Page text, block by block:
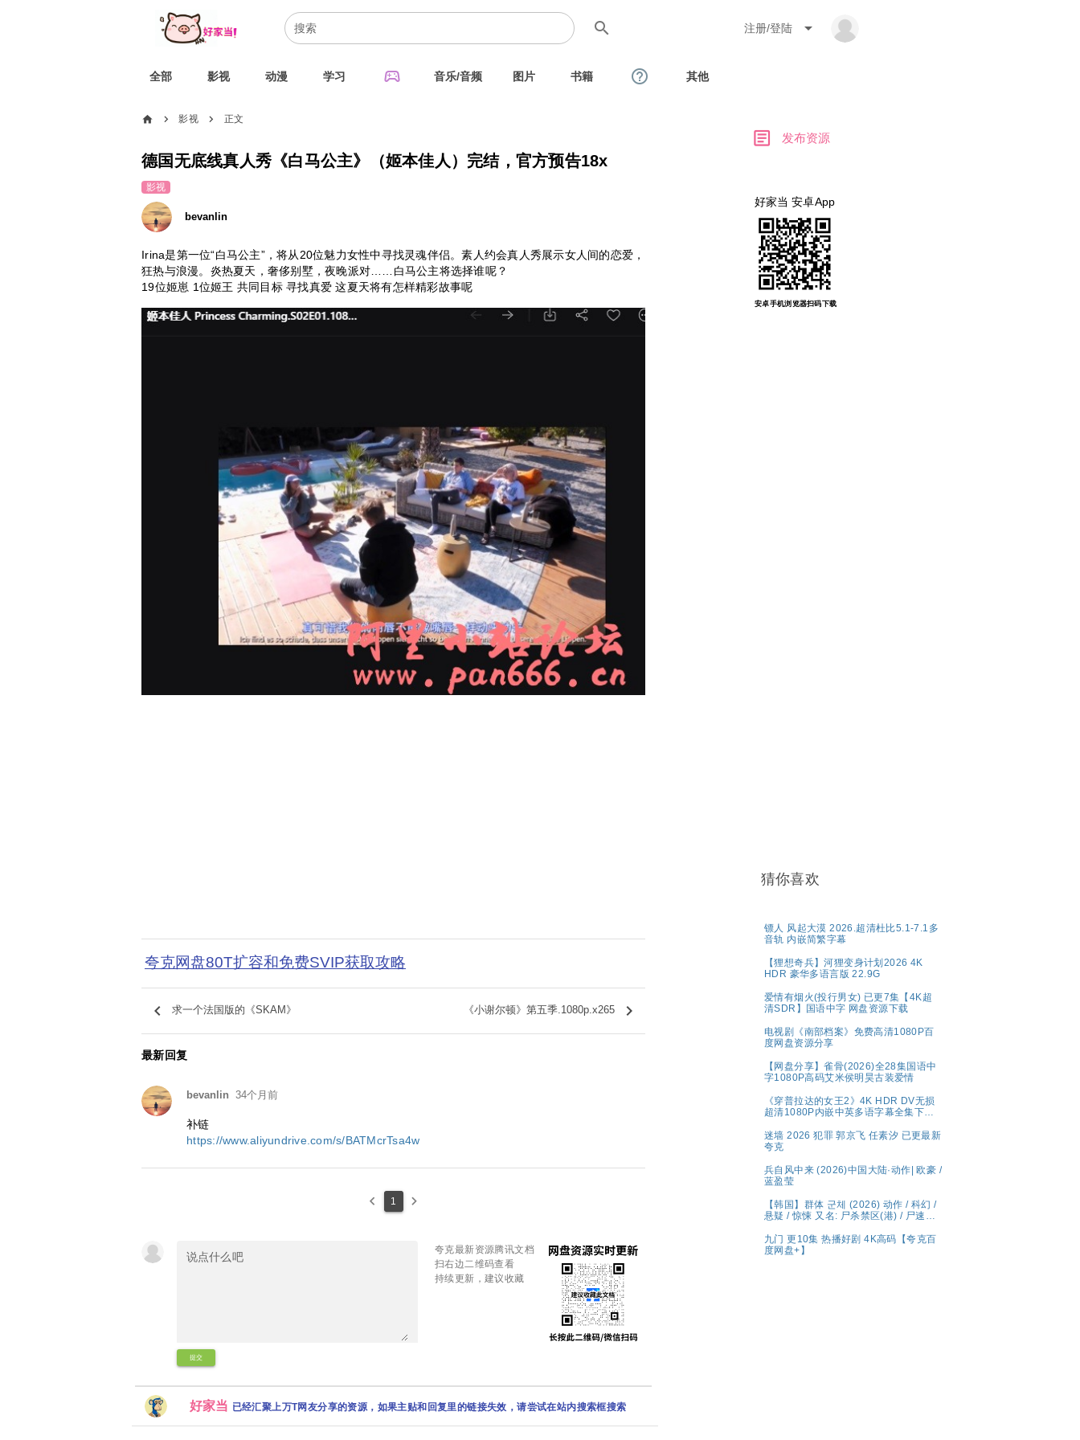
search 注册/登陆 arrow_drop_down
全部 影视 动漫 学习 sports_esports 音乐/音频 图片 书籍 help_outline 其他
home chevron_right 影视 chevron_right 正文
德国无底线真人秀《白马公主》（姬本佳人）完结，官方预告18x
影视
bevanlin
Irina是第一位“白马公主”，将从20位魅力女性中寻找灵魂伴侣。素人约会真人秀展示女人间的恋爱，
狂热与浪漫。炎热夏天，奢侈别墅，夜晚派对……白马公主将选择谁呢？
19位姬崽 1位姬王 共同目标 寻找真爱 这夏天将有怎样精彩故事呢
夸克网盘80T扩容和免费SVIP获取攻略
keyboard_arrow_left 求一个法国版的《SKAM》 《小谢尔顿》第五季.1080p.x265 keyboard_arrow_right
最新回复
bevanlin 34个月前
补链
https://www.aliyundrive.com/s/BATMcrTsa4w
keyboard_arrow_left 1 keyboard_arrow_right
提交
夸克最新资源腾讯文档
扫右边二维码查看
持续更新，建议收藏
好家当 已经汇聚上万T网友分享的资源，如果主贴和回复里的链接失效，请尝试在站内搜索框搜索
article 发布资源
好家当 安卓App
安卓手机浏览器扫码下载
猜你喜欢
镖人 风起大漠 2026.超清杜比5.1-7.1多
音轨 内嵌简繁字幕
【狸想奇兵】河狸变身计划2026 4K
HDR 豪华多语言版 22.9G
爱情有烟火(投行男女) 已更7集【4K超
清SDR】国语中字 网盘资源下载
电视剧《南部档案》免费高清1080P百
度网盘资源分享
【网盘分享】雀骨(2026)全28集国语中
字1080P高码艾米侯明昊古装爱情
《穿普拉达的女王2》4K HDR DV无损
超清1080P内嵌中英多语字幕全集下载
迷墙 2026 犯罪 郭京飞 任素汐 已更最新
夸克
兵自风中来 (2026)中国大陆·动作| 欧豪 /
蓝盈莹
【韩国】群体 군체 (2026) 动作 / 科幻 /
悬疑 / 惊悚 又名: 尸杀禁区(港) / 尸速禁
而被封锁的建筑内，孤立无援的幸存者
们对抗以无法预测形态进化的感染者的
九门 更10集 热播好剧 4K高码【夸克百
度网盘+】